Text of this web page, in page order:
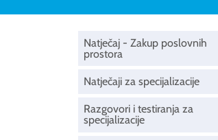
Natječaj - Zakup poslovnih
prostora
Natječaji za specijalizacije
Razgovori i testiranja za
specijalizacije